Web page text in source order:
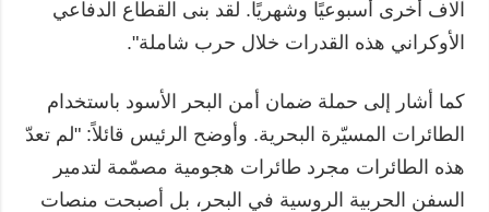
آلاف أخرى أسبوعيًا وشهريًا. لقد بنى القطاع الدفاعي
الأوكراني هذه القدرات خلال حرب شاملة".
كما أشار إلى حملة ضمان أمن البحر الأسود باستخدام
الطائرات المسيّرة البحرية. وأوضح الرئيس قائلاً: "لم تعدّ
هذه الطائرات مجرد طائرات هجومية مصمّمة لتدمير
السفن الحربية الروسية في البحر، بل أصبحت منصات